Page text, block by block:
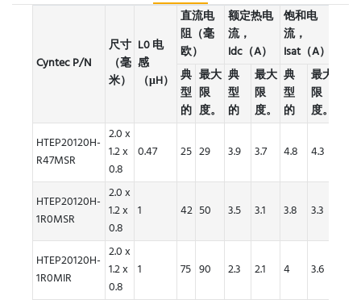
Cyntec P/N
尺寸
（毫
米）
L0 电
感
（μH）
直流电
阻（毫
欧）
额定热电
流，
Idc（A）
饱和电
流，
Isat（A）
典
型
的
最大
限
度。
典
型
的
最大
限
度。
典
型
的
最大
限
度。
HTEP20120H-
R47MSR
2.0 x
1.2 x
0.8
0.47 25 29 3.9 3.7 4.8 4.3
HTEP20120H-
1R0MSR
2.0 x
1.2 x
0.8
1 42 50 3.5 3.1 3.8 3.3
HTEP20120H-
1R0MIR
2.0 x
1.2 x
0.8
1 75 90 2.3 2.1 4 3.6